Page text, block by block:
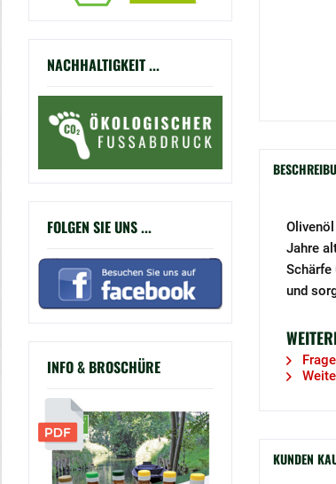
NACHHALTIGKEIT ...
FOLGEN SIE UNS ...
INFO & BROSCHÜRE
Jahre
Schärfe
und
KUNDEN